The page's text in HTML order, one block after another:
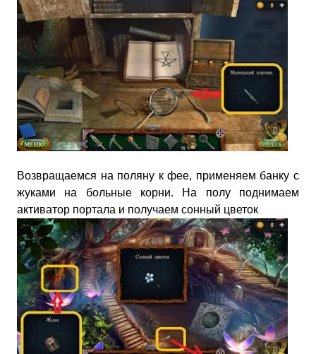
Возвращаемся на поляну к фее, применяем банку с
жуками на больные корни. На полу поднимаем
активатор портала и получаем сонный цветок